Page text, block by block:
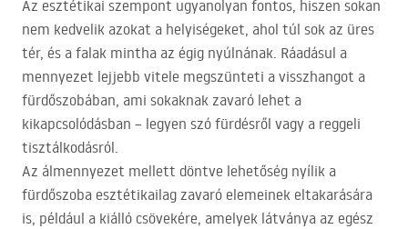
Az esztétikai szempont ugyanolyan fontos, hiszen sokan
nem kedvelik azokat a helyiségeket, ahol túl sok az üres
tér, és a falak mintha az égig nyúlnának. Ráadásul a
mennyezet lejjebb vitele megszünteti a visszhangot a
fürdőszobában, ami sokaknak zavaró lehet a
kikapcsolódásban – legyen szó fürdésről vagy a reggeli
tisztálkodásról.
Az álmennyezet mellett döntve lehetőség nyílik a
fürdőszoba esztétikailag zavaró elemeinek eltakarására
is, például a kiálló csövekére, amelyek látványa az egész